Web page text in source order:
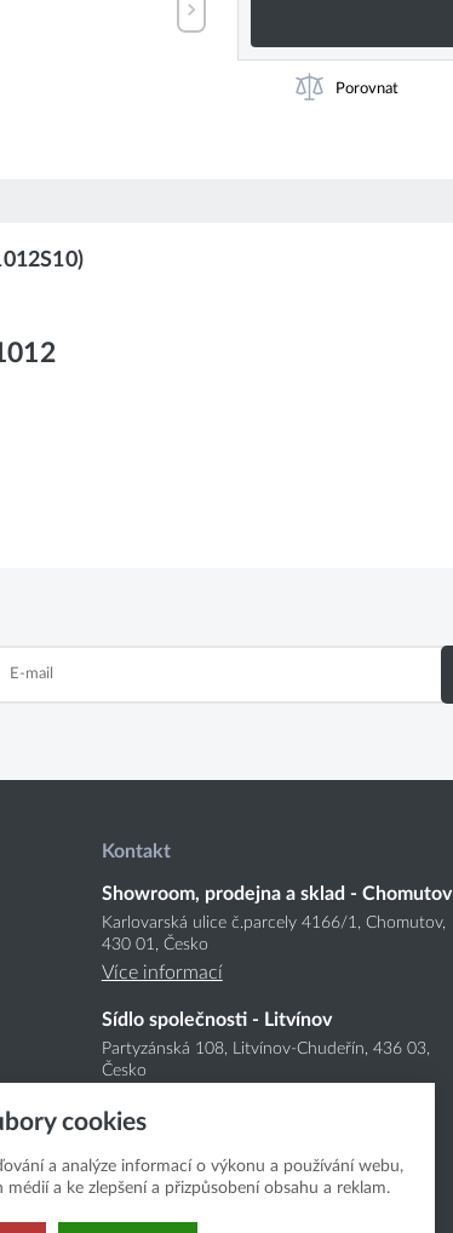
Porovnat
Kontakt
Showroom, prodejna a sklad - Chomutov
Karlovarská ulice č.parcely 4166/1, Chomutov,
430 01, Česko
Více informací
Sídlo společnosti - Litvínov
Partyzánská 108, Litvínov-Chudeřín, 436 03,
Česko
cookies
a analýze informací o výkonu a používání webu,
a ke zlepšení a přizpůsobení obsahu a reklam.